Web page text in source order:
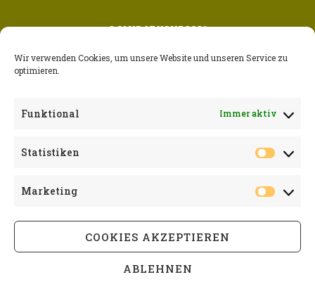
Wir verwenden Cookies, um unsere Website und unseren Service zu
optimieren.
Funktional Immer aktiv
Statistiken
Marketing
COOKIES AKZEPTIEREN
ABLEHNEN
© CAMP AT HOME 2021
E-MAIL-ADRESSE
Datenschutzbestimmungen zustimmen